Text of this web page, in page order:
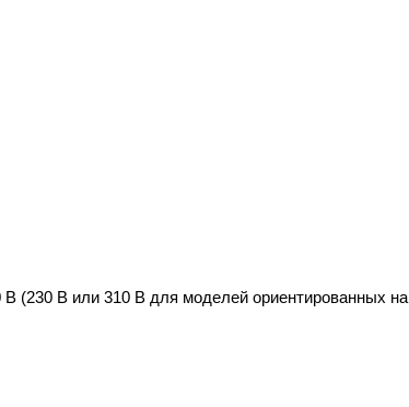
(230 В или 310 В для моделей ориентированных на